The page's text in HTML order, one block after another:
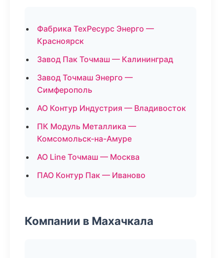
Фабрика ТехРесурс Энерго —
Красноярск
Завод Пак Точмаш — Калининград
Завод Точмаш Энерго —
Симферополь
АО Контур Индустрия — Владивосток
ПК Модуль Металлика —
Комсомольск-на-Амуре
АО Line Точмаш — Москва
ПАО Контур Пак — Иваново
Компании в Махачкала